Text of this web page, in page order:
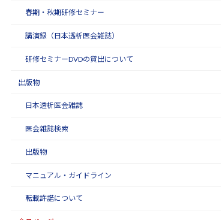
春期・秋期研修セミナー
講演録（日本透析医会雑誌）
研修セミナーDVDの貸出について
出版物
日本透析医会雑誌
医会雑誌検索
出版物
マニュアル・ガイドライン
転載許諾について